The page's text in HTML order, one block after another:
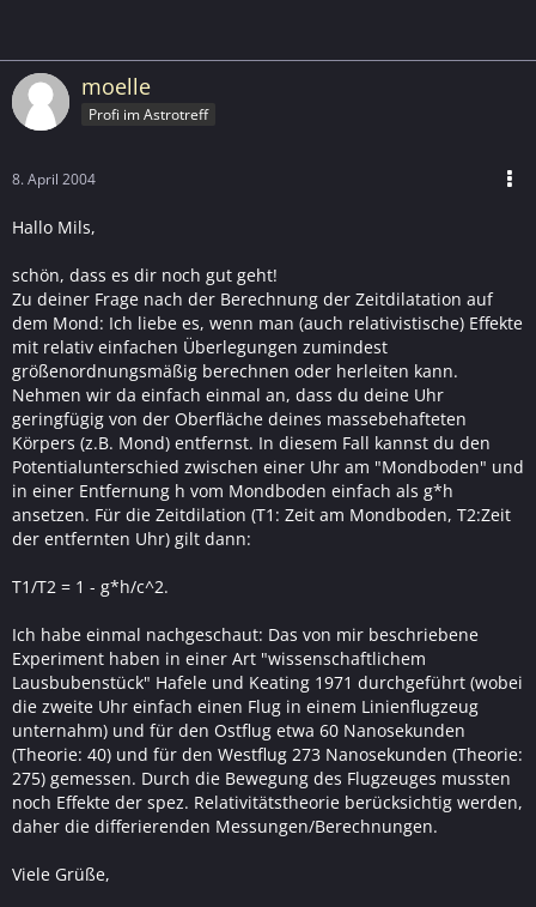
moelle
Profi im Astrotreff
8. April 2004
Hallo Mils,
schön, dass es dir noch gut geht!
Zu deiner Frage nach der Berechnung der Zeitdilatation auf
dem Mond: Ich liebe es, wenn man (auch relativistische) Effekte
mit relativ einfachen Überlegungen zumindest
größenordnungsmäßig berechnen oder herleiten kann.
Nehmen wir da einfach einmal an, dass du deine Uhr
geringfügig von der Oberfläche deines massebehafteten
Körpers (z.B. Mond) entfernst. In diesem Fall kannst du den
Potentialunterschied zwischen einer Uhr am "Mondboden" und
in einer Entfernung h vom Mondboden einfach als g*h
ansetzen. Für die Zeitdilation (T1: Zeit am Mondboden, T2:Zeit
der entfernten Uhr) gilt dann:
T1/T2 = 1 - g*h/c^2.
Ich habe einmal nachgeschaut: Das von mir beschriebene
Experiment haben in einer Art "wissenschaftlichem
Lausbubenstück" Hafele und Keating 1971 durchgeführt (wobei
die zweite Uhr einfach einen Flug in einem Linienflugzeug
unternahm) und für den Ostflug etwa 60 Nanosekunden
(Theorie: 40) und für den Westflug 273 Nanosekunden (Theorie:
275) gemessen. Durch die Bewegung des Flugzeuges mussten
noch Effekte der spez. Relativitätstheorie berücksichtig werden,
daher die differierenden Messungen/Berechnungen.
Viele Grüße,